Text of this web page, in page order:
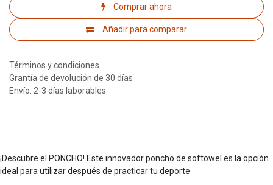
Comprar ahora
Añadir para comparar
Términos y condiciones
Grantía de devolución de 30 días
Envío: 2-3 días laborables
¡Descubre el PONCHO! Este innovador poncho de softowel es la opción
ideal para utilizar después de practicar tu deporte